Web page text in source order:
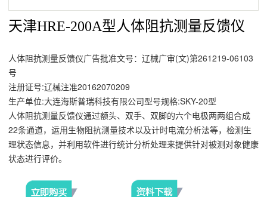
天津HRE-200A型人体阻抗测量反馈仪
人体阻抗测量反馈仪广告批准文号： 辽械广审(文)第261219-06103
号
注册证号:辽械注准20162070209
生产单位:大连海斯普瑞科技有限公司型号规格:SKY-20型
人体阻抗测量反馈仪通过额头、双手、双脚的六个电极两两组合成
22条通道，运用生物阻抗测量技术以及计时电流分析法等，检测生
理状态信息，并利用软件进行统计分析处理来提供针对被测对象健康
状态进行评价。